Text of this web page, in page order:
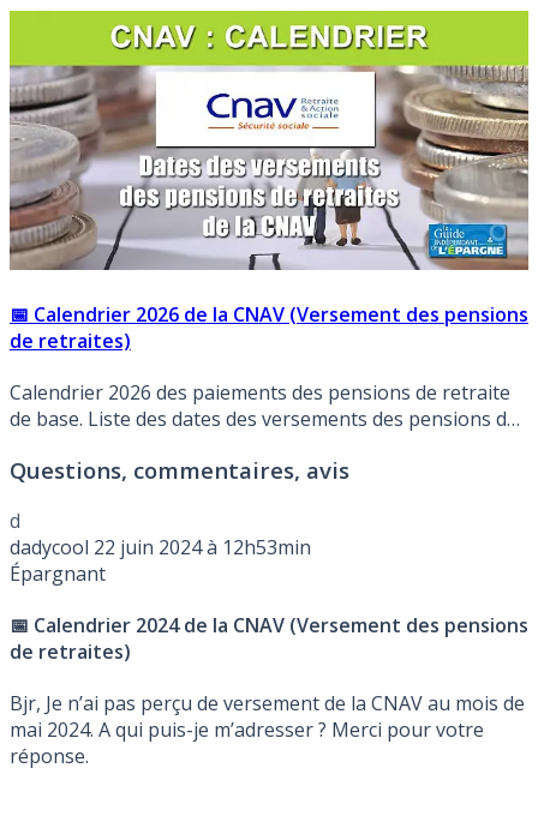
📅 Calendrier 2026 de la CNAV (Versement des pensions
de retraites)
Calendrier 2026 des paiements des pensions de retraite
de base. Liste des dates des versements des pensions de
Questions, commentaires, avis
d
dadycool 22 juin 2024 à 12h53min
Épargnant
📅 Calendrier 2024 de la CNAV (Versement des pensions
de retraites)
Bjr, Je n’ai pas perçu de versement de la CNAV au mois de
mai 2024. A qui puis-je m’adresser ? Merci pour votre
réponse.